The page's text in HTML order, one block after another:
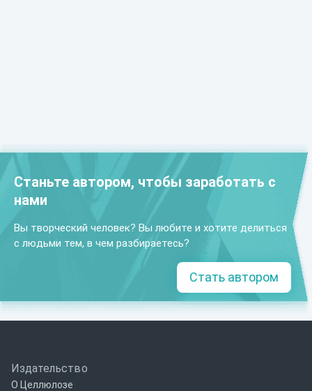
Станьте автором, чтобы заработать с
нами
Вы творческий человек? Вы любите и хотите делиться
с людьми тем, в чем разбираетесь?
Стать автором
Издательство
О Целлюлозе